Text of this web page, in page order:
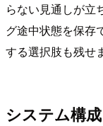
らない見通しが立
グ途中状態を保存
する選択肢も残せ
システム構成